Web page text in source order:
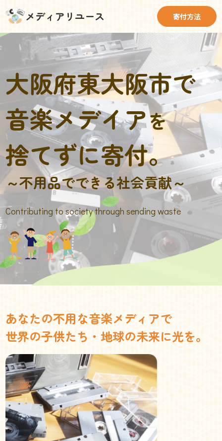
メディアリユース 寄付方法
大阪府東大阪市で
音楽メデイアを
捨てずに寄付。
～不用品でできる社会貢献～
Contributing to society through sending waste
あなたの不用な音楽メディアで
世界の子供たち・地球の未来に光を。